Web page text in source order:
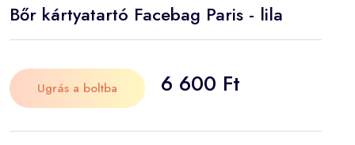
Bőr kártyatartó Facebag Paris - lila
Ugrás a boltba 6 600 Ft